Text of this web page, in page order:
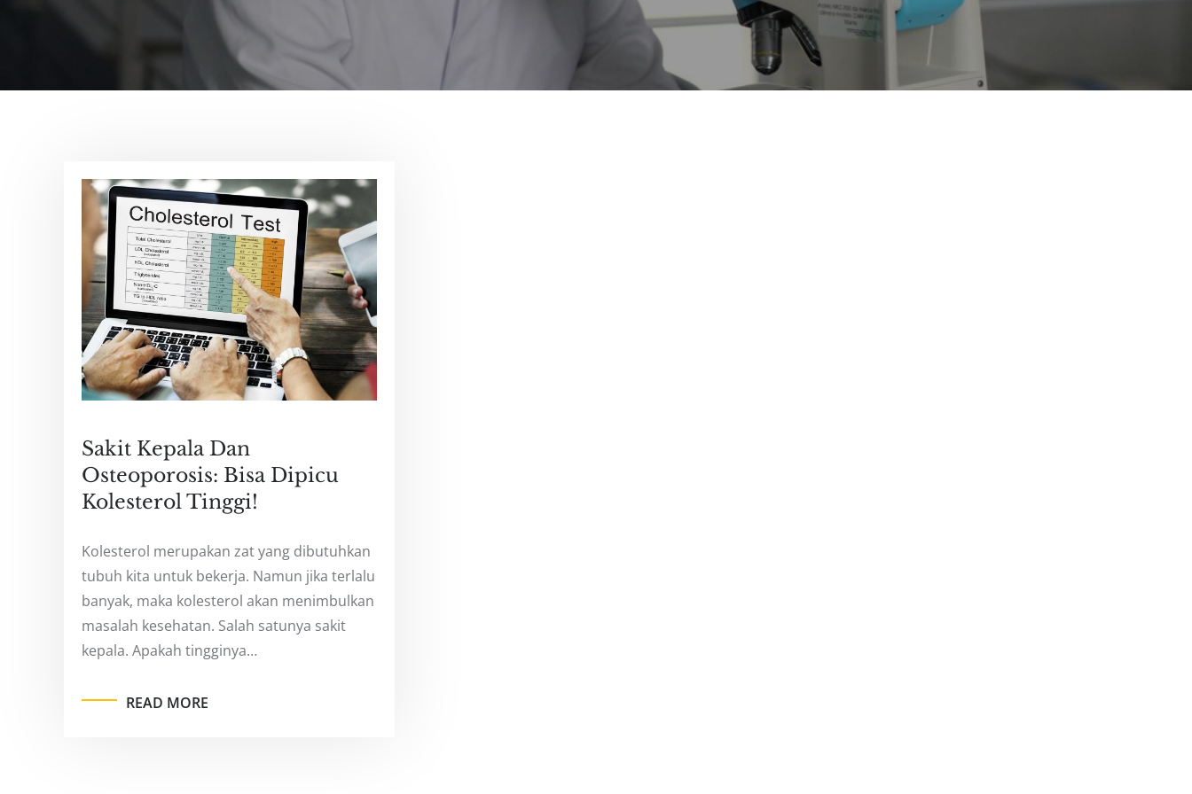
Sakit Kepala Dan
Osteoporosis: Bisa Dipicu
Kolesterol Tinggi!
Kolesterol merupakan zat yang dibutuhkan
tubuh kita untuk bekerja. Namun jika terlalu
banyak, maka kolesterol akan menimbulkan
masalah kesehatan. Salah satunya sakit
kepala. Apakah tingginya…
READ MORE